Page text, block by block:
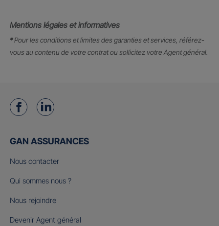
Mentions légales et informatives
*Pour les conditions et limites des garanties et services, référez-
vous au contenu de votre contrat ou sollicitez votre Agent général.
GAN ASSURANCES
Nous contacter
Qui sommes nous ?
Nous rejoindre
Devenir Agent général